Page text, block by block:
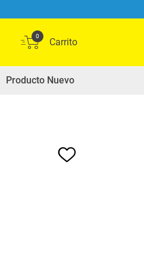
0
Producto Nuevo